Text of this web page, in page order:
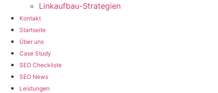
Linkaufbau-Strategien
Kontakt
Startseite
Über uns
Case Study
SEO Checkliste
SEO News
Leistungen